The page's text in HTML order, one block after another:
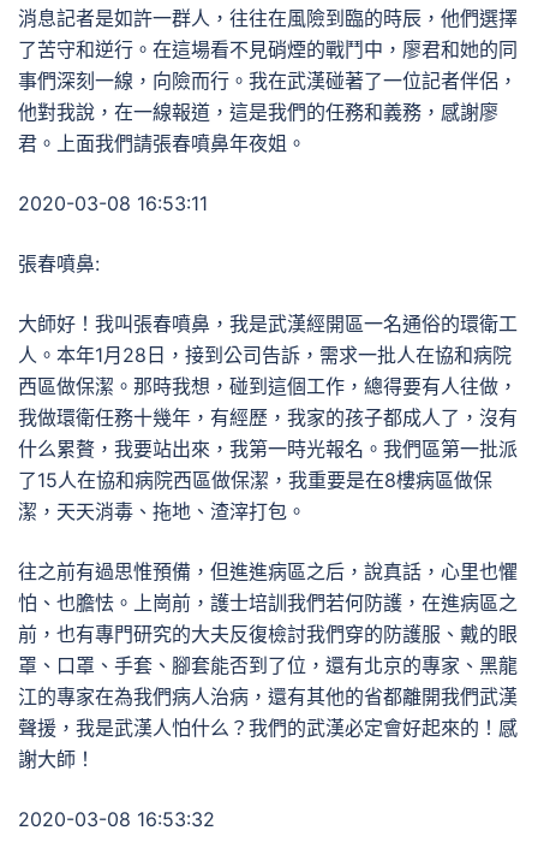
消息記者是如許一群人，往往在風險到臨的時辰，他們選擇
了苦守和逆行。在這場看不見硝煙的戰鬥中，廖君和她的同
事們深刻一線，向險而行。我在武漢碰著了一位記者伴侶，
他對我說，在一線報道，這是我們的任務和義務，感謝廖
君。上面我們請張春噴鼻年夜姐。
2020-03-08 16:53:11
張春噴鼻:
大師好！我叫張春噴鼻，我是武漢經開區一名通俗的環衛工
人。本年1月28日，接到公司告訴，需求一批人在協和病院
西區做保潔。那時我想，碰到這個工作，總得要有人往做，
我做環衛任務十幾年，有經歷，我家的孩子都成人了，沒有
什么累贅，我要站出來，我第一時光報名。我們區第一批派
了15人在協和病院西區做保潔，我重要是在8樓病區做保
潔，天天消毒、拖地、渣滓打包。
往之前有過思惟預備，但進進病區之后，說真話，心里也懼
怕、也膽怯。上崗前，護士培訓我們若何防護，在進病區之
前，也有專門研究的大夫反復檢討我們穿的防護服、戴的眼
罩、口罩、手套、腳套能否到了位，還有北京的專家、黑龍
江的專家在為我們病人治病，還有其他的省都離開我們武漢
聲援，我是武漢人怕什么？我們的武漢必定會好起來的！感
謝大師！
2020-03-08 16:53:32